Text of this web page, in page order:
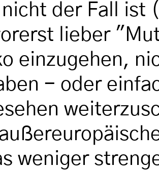
der Fall ist
lieber
einzugehen,
- oder
weniger